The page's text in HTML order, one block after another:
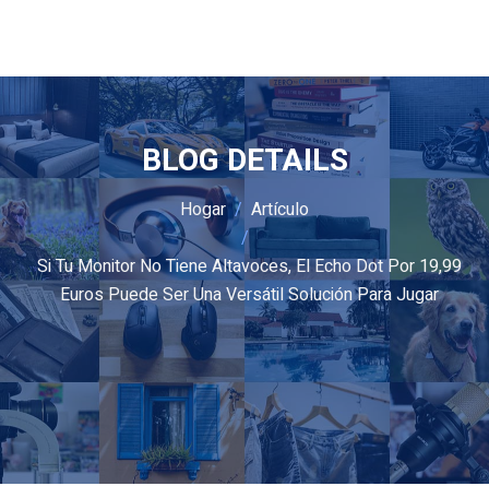
BLOG DETAILS
Hogar Artículo
Si Tu Monitor No Tiene Altavoces, El Echo Dot Por 19,99
Euros Puede Ser Una Versátil Solución Para Jugar